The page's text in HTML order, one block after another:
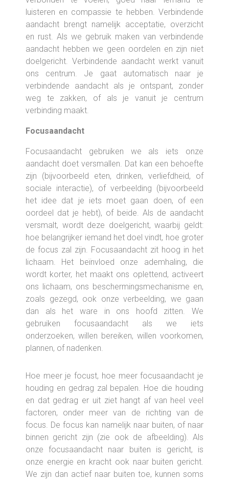
luisteren en compassie te hebben. Verbindende
aandacht brengt namelijk acceptatie, overzicht
en rust. Als we gebruik maken van verbindende
aandacht hebben we geen oordelen en zijn niet
doelgericht. Verbindende aandacht werkt vanuit
ons centrum. Je gaat automatisch naar je
verbindende aandacht als je ontspant, zonder
weg te zakken, of als je vanuit je centrum
verbinding maakt.
Focusaandacht
Focusaandacht gebruiken we als iets onze
aandacht doet versmallen. Dat kan een behoefte
zijn (bijvoorbeeld eten, drinken, verliefdheid, of
sociale interactie), of verbeelding (bijvoorbeeld
het idee dat je iets moet gaan doen, of een
oordeel dat je hebt), of beide. Als de aandacht
versmalt, wordt deze doelgericht, waarbij geldt:
hoe belangrijker iemand het doel vindt, hoe groter
de focus zal zijn. Focusaandacht zit hoog in het
lichaam. Het beïnvloed onze ademhaling, die
wordt korter, het maakt ons oplettend, activeert
ons lichaam, ons beschermingsmechanisme en,
zoals gezegd, ook onze verbeelding, we gaan
dan als het ware in ons hoofd zitten. We
gebruiken focusaandacht als we iets
onderzoeken, willen bereiken, willen voorkomen,
plannen, of nadenken.
Hoe meer je focust, hoe meer focusaandacht je
houding en gedrag zal bepalen. Hoe die houding
en dat gedrag er uit ziet hangt af van heel veel
factoren, onder meer van de richting van de
focus. De focus kan namelijk naar buiten, of naar
binnen gericht zijn (zie ook de afbeelding). Als
onze focusaandacht naar buiten is gericht, is
onze energie en kracht ook naar buiten gericht.
We zijn dan actief naar buiten toe, kunnen soms